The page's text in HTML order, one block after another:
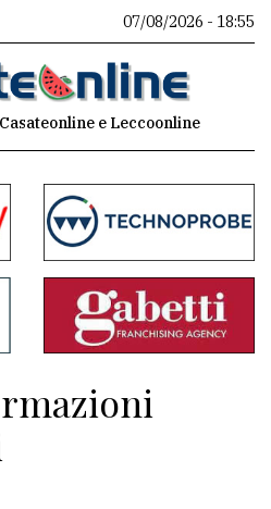
07/08/2026 - 18:55
e Leccoonline